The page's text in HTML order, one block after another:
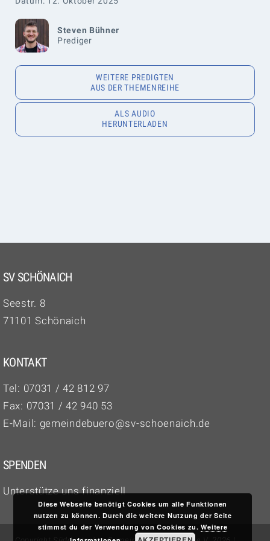
Steven Bühner
Prediger
WEITERE PREDIGTEN
AUS DER THEMENREIHE
ALS AUDIO
HERUNTERLADEN
SV SCHÖNAICH
Seestr. 8
71101 Schönaich
KONTAKT
Tel: 07031 / 42 812 97‬
Fax: 07031 / 42 940 53
E-Mail: gemeindebuero@sv-schoenaich.de
SPENDEN
Unterstütze uns finanziell
Diese Webseite benötigt Cookies um alle Funktionen
nutzen zu können. Durch die weitere Nutzung der Seite
stimmst du der Verwendung von Cookies zu.Weitere